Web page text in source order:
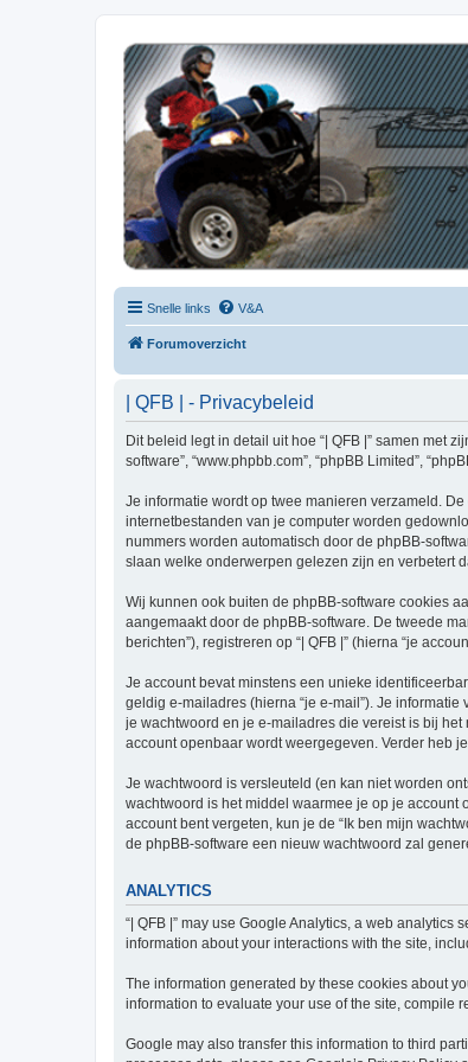
| QFB |
Hét quadforum van de Benelux
Snelle links V&A
Forumoverzicht
| QFB | - Privacybeleid
Dit beleid legt in detail uit hoe “| QFB |” samen met
software”, “www.phpbb.com”, “phpBB Limited”,
Je informatie wordt op twee manieren verzameld.
internetbestanden van je computer worden
nummers worden automatisch door de phpBB-
slaan welke onderwerpen gelezen zijn en verbetert
Wij kunnen ook buiten de phpBB-software cookies
aangemaakt door de phpBB-software. De tweede
berichten”), registreren op “| QFB |” (hierna “je
Je account bevat minstens een unieke
geldig e-mailadres (hierna “je e-mail”). Je
je wachtwoord en je e-mailadres die vereist is bij het
account openbaar wordt weergegeven. Verder heb
Je wachtwoord is versleuteld (en kan niet worden
wachtwoord is het middel waarmee je op je account
account bent vergeten, kun je de “Ik ben mijn
de phpBB-software een nieuw wachtwoord zal
ANALYTICS
“| QFB |” may use Google Analytics, a web
information about your interactions with the site,
The information generated by these cookies about
information to evaluate your use of the site, compile
Google may also transfer this information to third